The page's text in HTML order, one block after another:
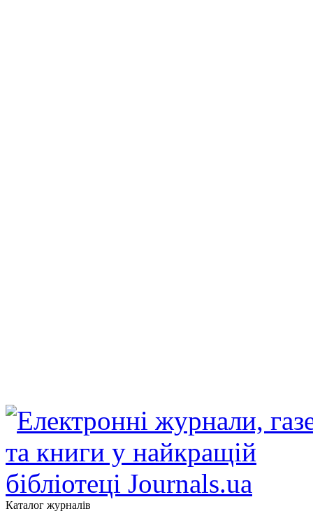
Каталог журналів